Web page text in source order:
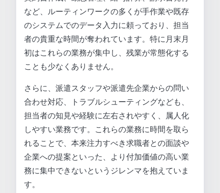
など、ルーティンワークの多くが手作業や既存
のシステムでのデータ入力に頼っており、担当
者の貴重な時間が奪われています。特に月末月
初はこれらの業務が集中し、残業が常態化する
ことも少なくありません。
さらに、派遣スタッフや派遣先企業からの問い
合わせ対応、トラブルシューティングなども、
担当者の知見や経験に左右されやすく、属人化
しやすい業務です。これらの業務に時間を取ら
れることで、本来注力すべき求職者との面談や
企業への提案といった、より付加価値の高い業
務に集中できないというジレンマを抱えていま
す。